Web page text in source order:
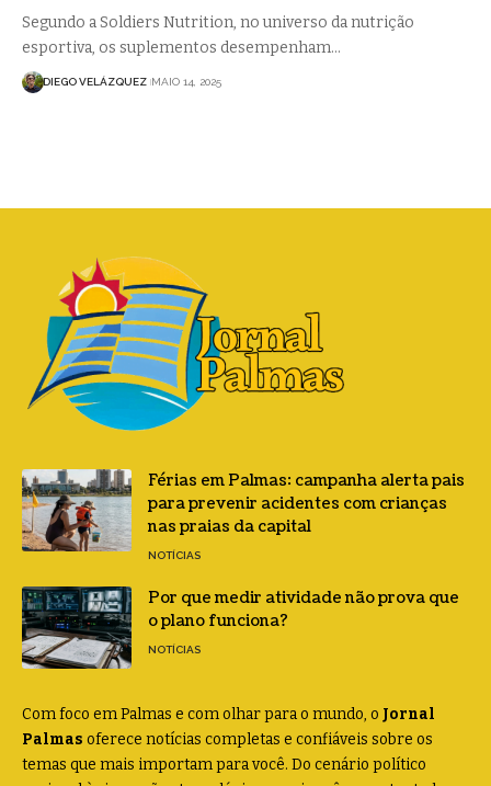
Segundo a Soldiers Nutrition, no universo da nutrição
esportiva, os suplementos desempenham…
DIEGO VELÁZQUEZ MAIO 14, 2025
Férias em Palmas: campanha alerta pais
para prevenir acidentes com crianças
nas praias da capital
NOTÍCIAS
Por que medir atividade não prova que
o plano funciona?
NOTÍCIAS
Com foco em Palmas e com olhar para o mundo, o Jornal
Palmas oferece notícias completas e confiáveis sobre os
temas que mais importam para você. Do cenário político